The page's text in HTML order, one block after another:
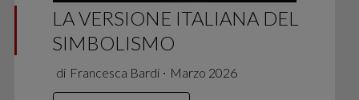
LA VERSIONE ITALIANA DEL
SIMBOLISMO
di Francesca Bardi ∙ Marzo 2026